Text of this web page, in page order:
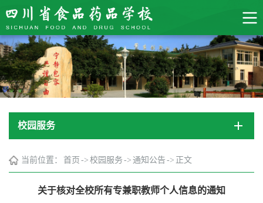
校园服务
当前位置： 首页 -> 校园服务 -> 通知公告 -> 正文
关于核对全校所有专兼职教师个人信息的通知